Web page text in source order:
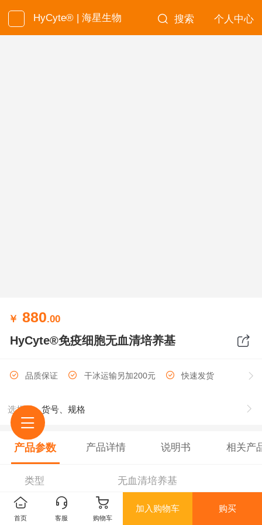
HyCyte® | 海星生物 搜索 个人中心
￥ 880.00
HyCyte®免疫细胞无血清培养基
品质保证 干冰运输另加200元 快速发货
选择 货号、规格
产品参数 产品详情 说明书 相关产
类型 无血清培养基
品牌 HyCyte®
首页 客服 购物车
加入购物车 购买